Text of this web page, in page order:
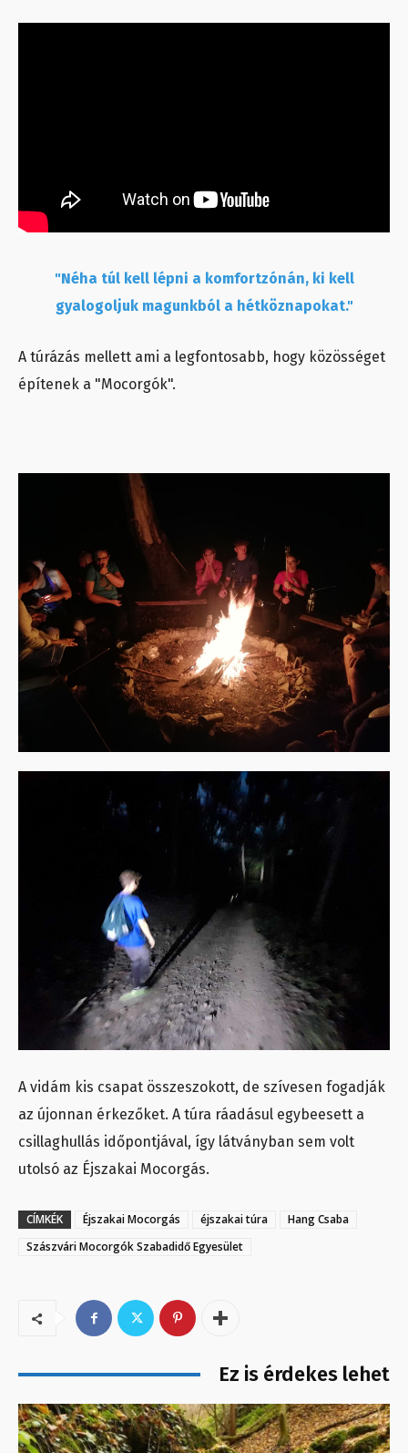
"Néha túl kell lépni a komfortzónán, ki kell
gyalogoljuk magunkból a hétköznapokat."
A túrázás mellett ami a legfontosabb, hogy közösséget
építenek a "Mocorgók".
A vidám kis csapat összeszokott, de szívesen fogadják
az újonnan érkezőket. A túra ráadásul egybeesett a
csillaghullás időpontjával, így látványban sem volt
utolsó az Éjszakai Mocorgás.
CÍMKÉK Éjszakai Mocorgás éjszakai túra
Hang Csaba
Szászvári Mocorgók Szabadidő Egyesület
Ez is érdekes lehet